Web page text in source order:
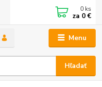
Menu
Hľadať
0 ks
za 0 €